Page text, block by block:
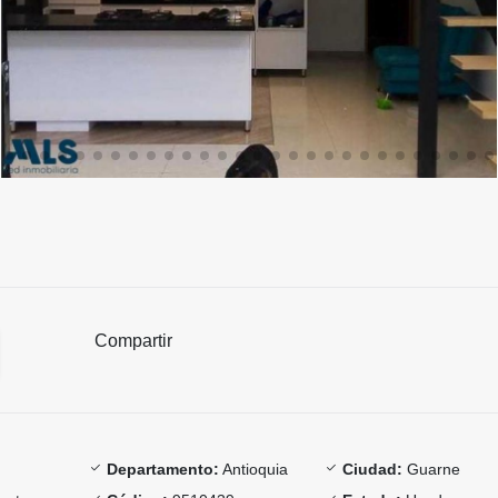
Compartir
Departamento: Antioquia Ciudad: Guarne